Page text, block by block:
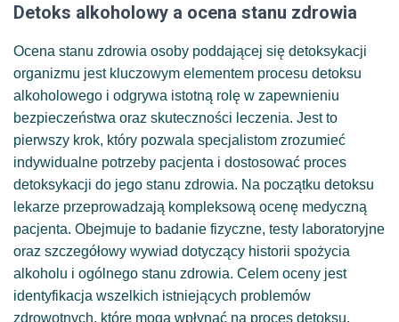
Detoks alkoholowy a ocena stanu zdrowia
Ocena stanu zdrowia osoby poddającej się detoksykacji
organizmu jest kluczowym elementem procesu detoksu
alkoholowego i odgrywa istotną rolę w zapewnieniu
bezpieczeństwa oraz skuteczności leczenia. Jest to
pierwszy krok, który pozwala specjalistom zrozumieć
indywidualne potrzeby pacjenta i dostosować proces
detoksykacji do jego stanu zdrowia. Na początku detoksu
lekarze przeprowadzają kompleksową ocenę medyczną
pacjenta. Obejmuje to badanie fizyczne, testy laboratoryjne
oraz szczegółowy wywiad dotyczący historii spożycia
alkoholu i ogólnego stanu zdrowia. Celem oceny jest
identyfikacja wszelkich istniejących problemów
zdrowotnych, które mogą wpłynąć na proces detoksu,